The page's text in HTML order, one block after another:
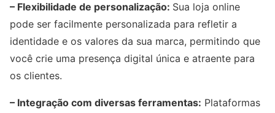
– Flexibilidade de personalização: Sua loja online
pode ser facilmente personalizada para refletir a
identidade e os valores da sua marca, permitindo que
você crie uma presença digital única e atraente para
os clientes.
– Integração com diversas ferramentas: Plataformas